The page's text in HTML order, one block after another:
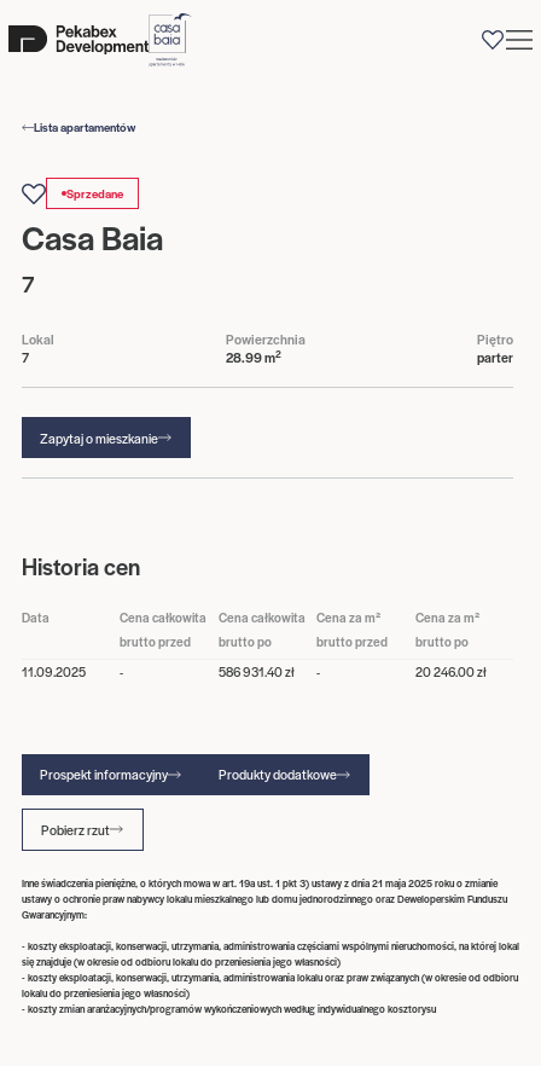
0
Lista apartamentów
Sprzedane
Casa Baia
7
Lokal
7
Powierzchnia
28.99 m2
Piętro
parter
Zapytaj o mieszkanie
Historia cen
Data
Cena całkowita
brutto przed
Cena całkowita
brutto po
Cena za m²
brutto przed
Cena za m²
brutto po
11.09.2025
- 586 931.40 zł - 20 246.00 zł
Prospekt informacyjny Produkty dodatkowe
Pobierz rzut
Inne świadczenia pieniężne, o których mowa w art. 19a ust. 1 pkt 3) ustawy z dnia 21 maja 2025 roku o zmianie
ustawy o ochronie praw nabywcy lokalu mieszkalnego lub domu jednorodzinnego oraz Deweloperskim Funduszu
Gwarancyjnym:
- koszty eksploatacji, konserwacji, utrzymania, administrowania częściami wspólnymi nieruchomości, na której lokal
się znajduje (w okresie od odbioru lokalu do przeniesienia jego własności)
- koszty eksploatacji, konserwacji, utrzymania, administrowania lokalu oraz praw związanych (w okresie od odbioru
lokalu do przeniesienia jego własności)
- koszty zmian aranżacyjnych/programów wykończeniowych według indywidualnego kosztorysu